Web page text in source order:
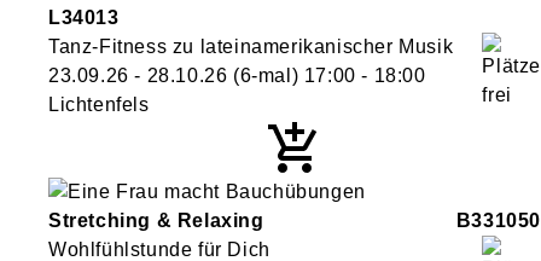
L34013
Tanz-Fitness zu lateinamerikanischer Musik
23.09.26 - 28.10.26 (6-mal) 17:00 - 18:00
Lichtenfels
Stretching & Relaxing
B331050
Wohlfühlstunde für Dich